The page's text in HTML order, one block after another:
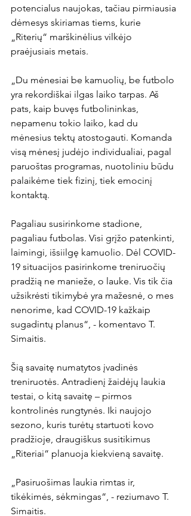
potencialus naujokas, tačiau pirmiausia
dėmesys skiriamas tiems, kurie
„Riterių“ marškinėlius vilkėjo
praėjusiais metais.
„Du mėnesiai be kamuolių, be futbolo
yra rekordiškai ilgas laiko tarpas. Aš
pats, kaip buvęs futbolininkas,
nepamenu tokio laiko, kad du
mėnesius tektų atostogauti. Komanda
visą mėnesį judėjo individualiai, pagal
paruoštas programas, nuotoliniu būdu
palaikėme tiek fizinį, tiek emocinį
kontaktą.
Pagaliau susirinkome stadione,
pagaliau futbolas. Visi grįžo patenkinti,
laimingi, išsiilgę kamuolio. Dėl COVID-
19 situacijos pasirinkome treniruočių
pradžią ne manieže, o lauke. Vis tik čia
užsikrėsti tikimybė yra mažesnė, o mes
nenorime, kad COVID-19 kažkaip
sugadintų planus“, - komentavo T.
Simaitis.
Šią savaitę numatytos įvadinės
treniruotės. Antradienį žaidėjų laukia
testai, o kitą savaitę – pirmos
kontrolinės rungtynės. Iki naujojo
sezono, kuris turėtų startuoti kovo
pradžioje, draugiškus susitikimus
„Riteriai“ planuoja kiekvieną savaitę.
„Pasiruošimas laukia rimtas ir,
tikėkimės, sėkmingas“, - reziumavo T.
Simaitis.